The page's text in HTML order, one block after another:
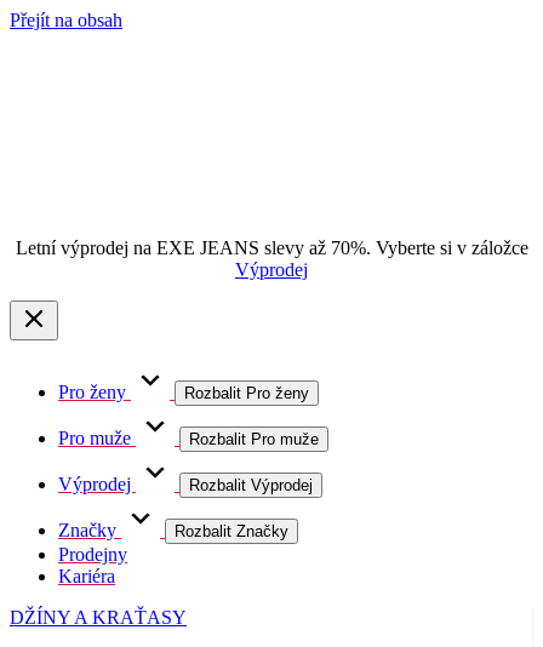
Přejít na obsah
Letní výprodej na EXE JEANS slevy až 70%. Vyberte si v záložce
Výprodej
Pro ženy Rozbalit Pro ženy
Pro muže Rozbalit Pro muže
Výprodej Rozbalit Výprodej
Značky Rozbalit Značky
Prodejny
Kariéra
DŽÍNY A KRAŤASY